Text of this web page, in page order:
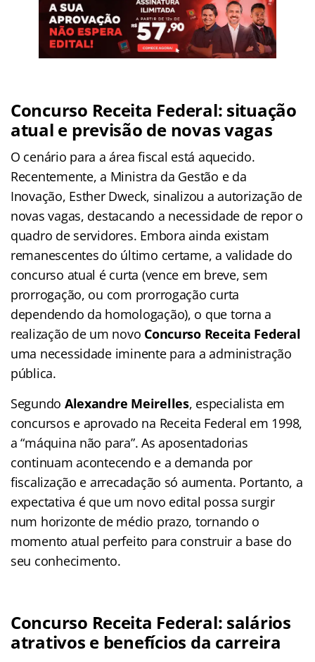
Concurso Receita Federal: situação
atual e previsão de novas vagas
O cenário para a área fiscal está aquecido.
Recentemente, a Ministra da Gestão e da
Inovação, Esther Dweck, sinalizou a autorização de
novas vagas, destacando a necessidade de repor o
quadro de servidores. Embora ainda existam
remanescentes do último certame, a validade do
concurso atual é curta (vence em breve, sem
prorrogação, ou com prorrogação curta
dependendo da homologação), o que torna a
realização de um novo Concurso Receita Federal
uma necessidade iminente para a administração
pública.
Segundo Alexandre Meirelles, especialista em
concursos e aprovado na Receita Federal em 1998,
a “máquina não para”. As aposentadorias
continuam acontecendo e a demanda por
fiscalização e arrecadação só aumenta. Portanto, a
expectativa é que um novo edital possa surgir
num horizonte de médio prazo, tornando o
momento atual perfeito para construir a base do
seu conhecimento.
Concurso Receita Federal: salários
atrativos e benefícios da carreira